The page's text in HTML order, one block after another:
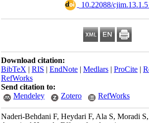
10.22088/
Download citation:
BibTeX|RIS|EndNote|Medlars|ProCite|
RefWorks
Send citation to:
Mendeley
Zotero RefWorks
Naderi-Behdani F, Heydari F, Ala S, Moradi